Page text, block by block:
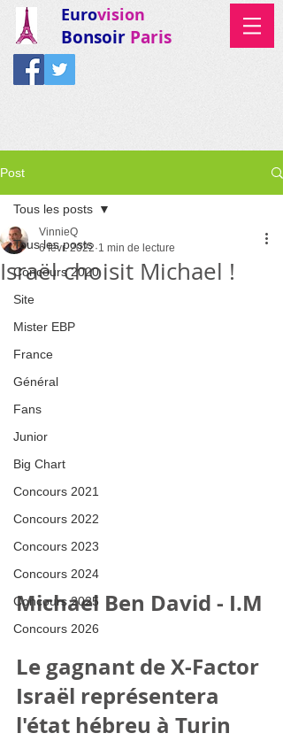
Eurovision
Bonsoir Paris
Post
Tous les posts
Concours 2020
Site
Mister EBP
France
Général
Fans
Junior
Big Chart
Concours 2021
Concours 2022
Concours 2023
Concours 2024
Concours 2025
Concours 2026
Tous les posts
Israël choisit Michael !
VinnieQ
6 févr. 2022 1 min de lecture
Michael Ben David - I.M
Le gagnant de X-Factor
Israël représentera
l'état hébreu à Turin